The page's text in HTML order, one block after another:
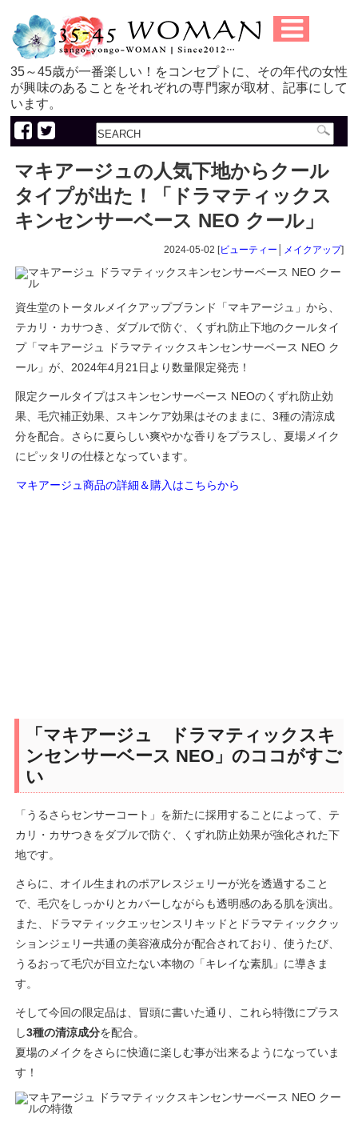
35～45歳が一番楽しい！をコンセプトに、その年代の女性
が興味のあることをそれぞれの専門家が取材、記事にして
います。
マキアージュの人気下地からクール
タイプが出た！「ドラマティックス
キンセンサーベース NEO クール」
2024-05-02 [ビューティー メイクアップ]
資生堂のトータルメイクアップブランド「マキアージュ」から、
テカリ・カサつき、ダブルで防ぐ、くずれ防止下地のクールタイ
プ「マキアージュ ドラマティックスキンセンサーベース NEO ク
ール」が、2024年4月21日より数量限定発売！
限定クールタイプはスキンセンサーベース NEOのくずれ防止効
果、毛穴補正効果、スキンケア効果はそのままに、3種の清涼成
分を配合。さらに夏らしい爽やかな香りをプラスし、夏場メイク
にピッタリの仕様となっています。
マキアージュ商品の詳細＆購入はこちらから
「マキアージュ ドラマティックスキ
ンセンサーベース NEO」のココがすご
い
「うるさらセンサーコート」を新たに採用することによって、テ
カリ・カサつきをダブルで防ぐ、くずれ防止効果が強化された下
地です。
さらに、オイル生まれのポアレスジェリーが光を透過すること
で、毛穴をしっかりとカバーしながらも透明感のある肌を演出。
また、ドラマティックエッセンスリキッドとドラマティッククッ
ションジェリー共通の美容液成分が配合されており、使うたび、
うるおって毛穴が目立たない本物の「キレイな素肌」に導きま
す。
そして今回の限定品は、冒頭に書いた通り、これら特徴にプラス
し3種の清涼成分を配合。
夏場のメイクをさらに快適に楽しむ事が出来るようになっていま
す！